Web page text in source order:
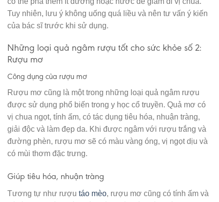
Tuy nhiên, lưu ý không uống quá liều và nên tư vấn ý kiến
của bác sĩ trước khi sử dụng.
Những loại quả ngâm rượu tốt cho sức khỏe số 2:
Rượu mơ
Công dụng của rượu mơ
Rượu mơ cũng là một trong những loại quả ngâm rượu
được sử dụng phổ biến trong y học cổ truyền. Quả mơ có
vị chua ngọt, tính ấm, có tác dụng tiêu hóa, nhuận tràng,
giải độc và làm đẹp da. Khi được ngâm với rượu trắng và
đường phèn, rượu mơ sẽ có màu vàng óng, vị ngọt dịu và
có mùi thơm đặc trưng.
Giúp tiêu hóa, nhuận tràng
Tương tự như rượu táo mèo, rượu mơ cũng có tính ấm và